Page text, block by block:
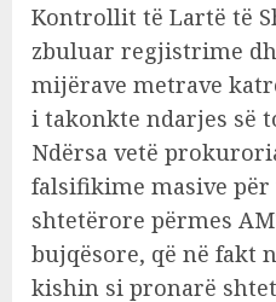
Kontrollit të Lartë të
zbuluar regjistrime
mijërave metrave
i takonkte ndarjes së
Ndërsa vetë
falsifikime masive
shtetërore përmes
bujqësore, që në fakt
kishin si pronarë